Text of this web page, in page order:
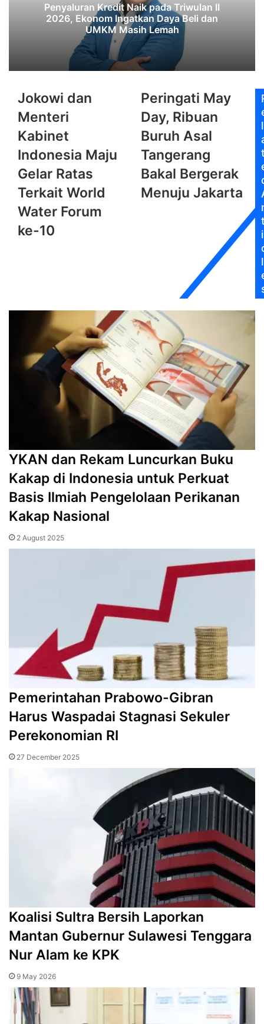
‎Penyaluran Kredit Naik pada Triwulan II
2026, Ekonom Ingatkan Daya Beli dan
UMKM Masih Lemah‎‎
Jokowi
dan
Menteri
Kabinet
Indonesia
Maju
Gelar
Ratas
Terkait
World
Water
Forum
Jokowi dan
Menteri
Kabinet
Indonesia Maju
Gelar Ratas
Terkait World
Water Forum
ke-10
Peringati
May
Day,
Ribuan
Buruh
Asal
Tangerang
Bakal
Bergerak
Peringati May
Day, Ribuan
Buruh Asal
Tangerang
Bakal Bergerak
Menuju Jakarta
l
i
l
YKAN dan Rekam Luncurkan Buku
Kakap di Indonesia untuk Perkuat
Basis Ilmiah Pengelolaan Perikanan
Kakap Nasional
2 August 2025
Pemerintahan Prabowo-Gibran
Harus Waspadai Stagnasi Sekuler
Perekonomian RI
27 December 2025
Koalisi Sultra Bersih Laporkan
Mantan Gubernur Sulawesi Tenggara
Nur Alam ke KPK
9 May 2026